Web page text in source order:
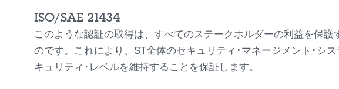
ISO/SAE 21434
このような認証の取得は、すべてのステークホルダーの利益を保
のです。これにより、ST全体のセキュリティ･マネージメント･シ
キュリティ･レベルを維持することを保証します。